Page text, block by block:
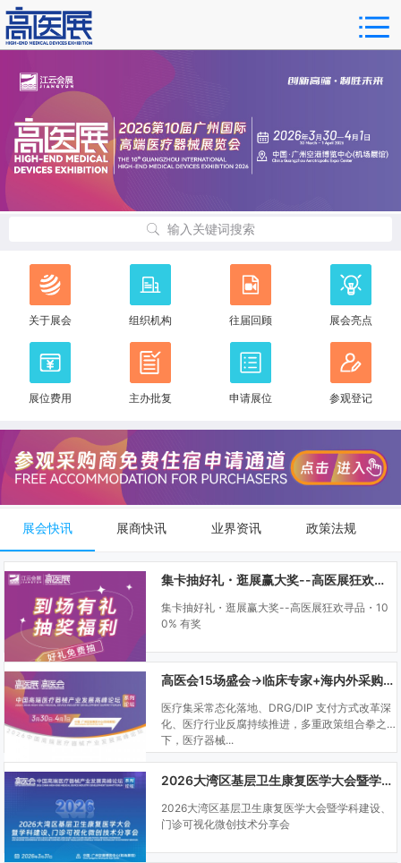
输入关键词搜索
关于展会 组织机构 往届回顾 展会亮点
展位费用 主办批复 申请展位 参观登记
展会快讯 展商快讯 业界资讯 政策法规
集卡抽好礼・逛展赢大奖--高医展狂欢寻品・100% 有奖
集卡抽好礼・逛展赢大奖--高医展狂欢寻品・10
0% 有奖
高医会15场盛会→临床专家+海内外采购商双向对接
医疗集采常态化落地、DRG/DIP 支付方式改革深
化、医疗行业反腐持续推进，多重政策组合拳之
下，医疗器械...
2026大湾区基层卫生康复医学大会暨学科建设、门诊可视化微创技术分享会
2026大湾区基层卫生康复医学大会暨学科建设、
门诊可视化微创技术分享会